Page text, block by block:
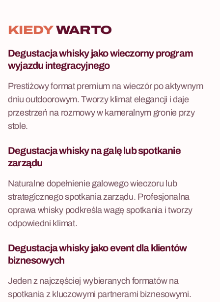
KIEDYWARTO
Degustacja whisky jako wieczorny program
wyjazdu integracyjnego
Prestiżowy format premium na wieczór po aktywnym
dniu outdoorowym. Tworzy klimat elegancji i daje
przestrzeń na rozmowy w kameralnym gronie przy
stole.
Degustacja whisky na galę lub spotkanie
zarządu
Naturalne dopełnienie galowego wieczoru lub
strategicznego spotkania zarządu. Profesjonalna
oprawa whisky podkreśla wagę spotkania i tworzy
odpowiedni klimat.
Degustacja whisky jako event dla klientów
biznesowych
Jeden z najczęściej wybieranych formatów na
spotkania z kluczowymi partnerami biznesowymi.